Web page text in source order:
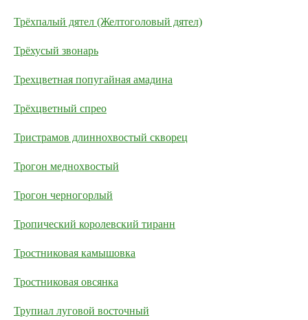
Трёхпалый дятел (Желтоголовый дятел)
Трёхусый звонарь
Трехцветная попугайная амадина
Трёхцветный спрео
Тристрамов длиннохвостый скворец
Трогон меднохвостый
Трогон черногорлый
Тропический королевский тиранн
Тростниковая камышовка
Тростниковая овсянка
Трупиал луговой восточный